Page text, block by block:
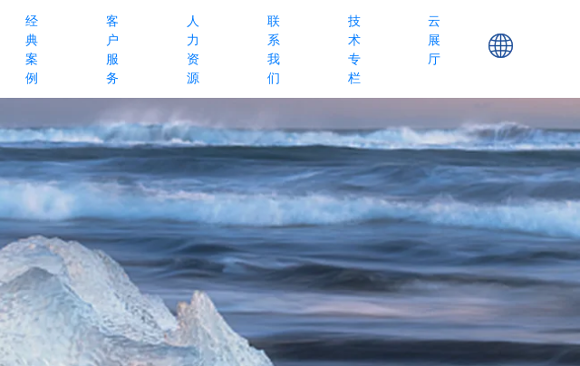
经
典
案
例
客
户
服
务
人
力
资
源
联
系
我
们
技
术
专
栏
云
展
厅